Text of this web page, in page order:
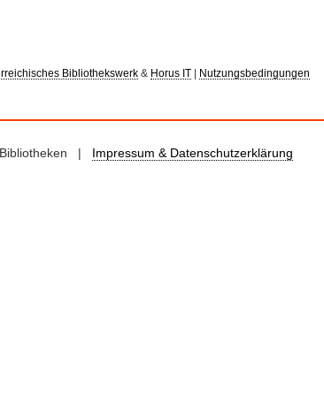
Bibliothekswerk& Horus IT Nutzungsbedingungen
Bibliotheken | Impressum & Datenschutzerklärung